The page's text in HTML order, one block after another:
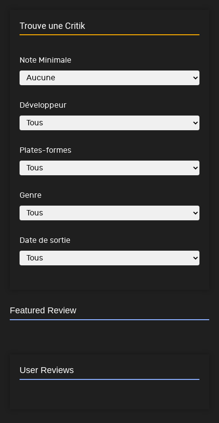
Trouve une Critik
Note Minimale
Développeur
Plates-formes
Genre
Date de sortie
Featured Review
User Reviews